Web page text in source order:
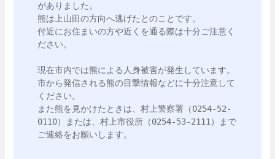
がありました。
熊は上山田の方向へ逃げたとのことです。
付近にお住まいの方や近くを通る際は十分ご注意く
ださい。
現在市内では熊による人身被害が発生しています。
市から発信される熊の目撃情報などに十分注意して
ください。
また熊を見かけたときは、村上警察署（0254-52-
0110）または、村上市役所（0254-53-2111）まで
ご連絡をお願いします。